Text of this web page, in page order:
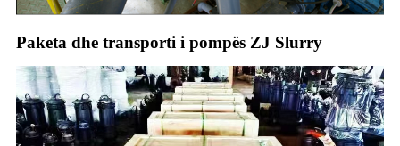
Paketa dhe transporti i pompës ZJ Slurry